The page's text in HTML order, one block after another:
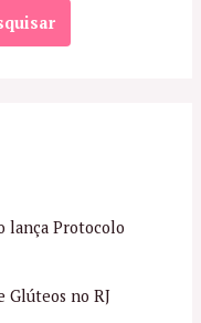
lança Protocolo
Glúteos no RJ